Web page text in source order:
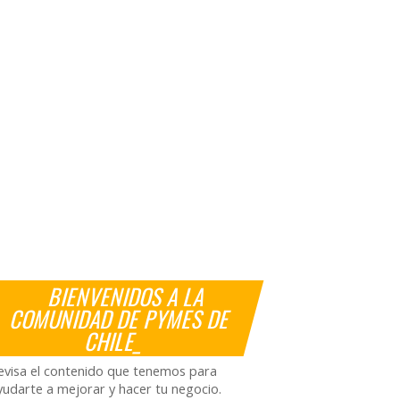
BIENVENIDOS A LA
COMUNIDAD DE PYMES DE
CHILE_
el contenido que tenemos para
a mejorar y hacer tu negocio.